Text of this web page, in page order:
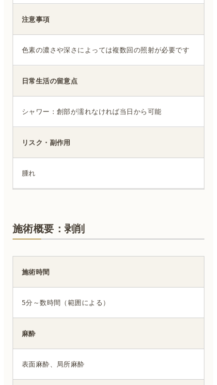
注意事項
色素の濃さや深さによっては複数回の照射が必要です
日常生活の留意点
シャワー：創部が濡れなければ当日から可能
リスク・副作用
腫れ
施術概要：剥削
施術時間
5分～数時間（範囲による）
麻酔
表面麻酔、局所麻酔